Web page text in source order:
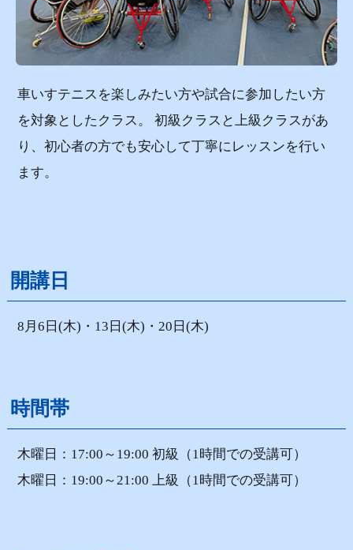
車いすテニスを楽しみたい方や試合に参加したい方
を対象としたクラス。 初級クラスと上級クラスがあ
り、初心者の方でも安心して丁寧にレッスンを行い
ます。
開講日
8月6日(木)・13日(木)・20日(木)
時間帯
木曜日：17:00～19:00 初級（1時間での受講可）
木曜日：19:00～21:00 上級（1時間での受講可）